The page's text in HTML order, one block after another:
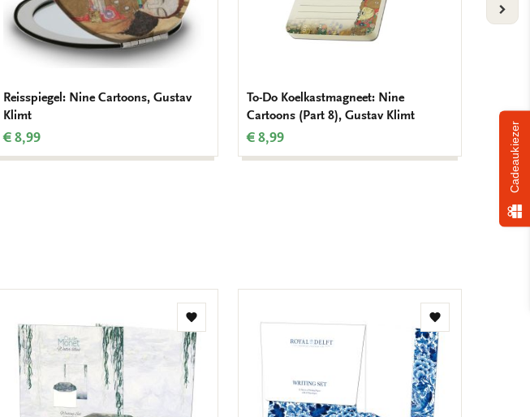
Reisspiegel: Nine Cartoons, Gustav
Klimt
€ 8,99
To-Do Koelkastmagneet: Nine
Cartoons (Part 8), Gustav Klimt
€ 8,99
€ 9,99
Toevoegen
aan
verlanglijst
Toevoegen
aan
verlanglijst
Cadeaukiezer